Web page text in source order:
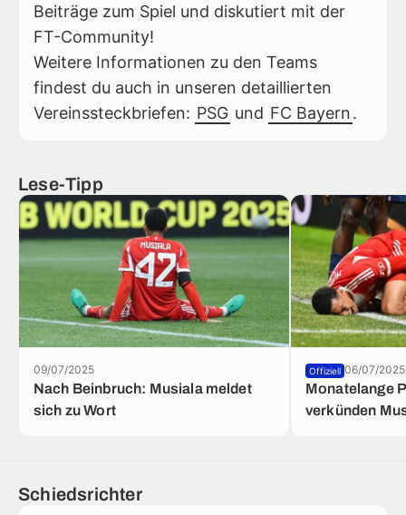
Beiträge zum Spiel und diskutiert mit der
FT-Community!
Weitere Informationen zu den Teams
findest du auch in unseren detaillierten
Vereinssteckbriefen: PSG und FC Bayern.
Lese-Tipp
Nach Beinbruch: Musiala meldet
sich zu Wort
09/07/2025
Monatelange
verkünden
Offiziell 06/07/2025
Schiedsrichter